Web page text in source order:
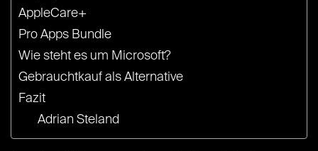
AppleCare+
Pro Apps Bundle
Wie steht es um Microsoft?
Gebrauchtkauf als Alternative
Fazit
Adrian Steland